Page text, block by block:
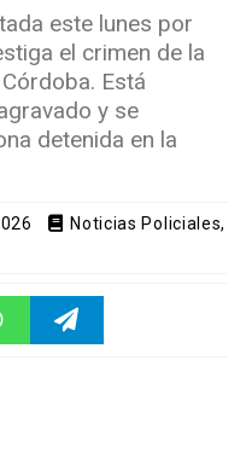
este lunes por
el crimen de la
Está
y se
detenida en la
Noticias Policiales,